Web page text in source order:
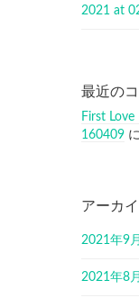
2021 at
最近の
First Love
160409 に
アーカ
2021年9月
2021年8月